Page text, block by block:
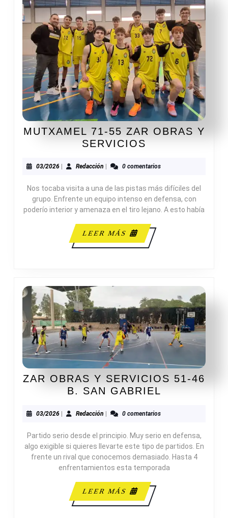
MUTXAMEL 71-55 ZAR OBRAS Y
SERVICIOS
55
OBRAS
Y
SERVICIOS
03/202603/2026
| RedacciónRedacción
| 0 comentarios
Nos tocaba visita a una de las pistas más difíciles del
grupo. Enfrente un equipo intenso en defensa, con
poderío interior y amenaza en el tiro lejano. A esto había
LEER MÁS
LEER
MÁS
ZAR OBRAS Y SERVICIOS 51-46
B. SAN GABRIEL
Y
51-
46
B.
03/202603/2026
| RedacciónRedacción
| 0 comentarios
Partido serio desde el principio. Muy serio en defensa,
algo exigible si quieres llevarte este tipo de partidos. En
frente un rival que conocemos demasiado. Hasta 4
enfrentamientos esta temporada
LEER MÁS
LEER
MÁS